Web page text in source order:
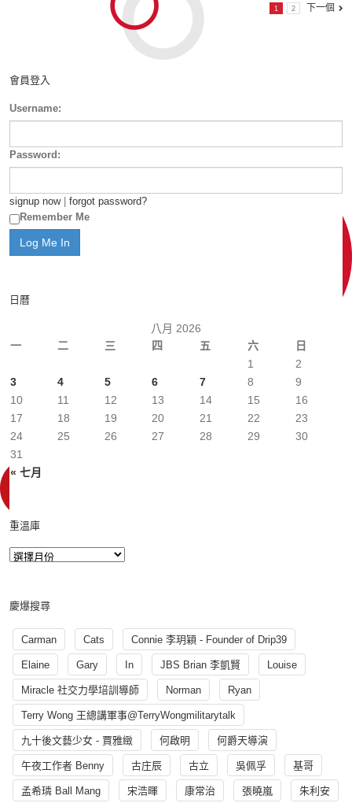
1 2 下一個
會員登入
Username:
Password:
signup now| forgot password?
Remember Me
日曆
八月 2026
一
二 三 四 五 六 日
« 七月
1
2
3
4 5 6 7 8
9
10
11 12 13 14 15
16
17
18 19 20 21 22
23
24
25 26 27 28 29
30
31
重溫庫
慶爆搜尋
Carman Cats Connie 李玥穎 - Founder of Drip39
Elaine Gary In JBS Brian 李凱賢 Louise
Miracle 社交力學培訓導師 Norman Ryan
Terry Wong 王總講軍事@TerryWongmilitarytalk
九十後文藝少女 - 賈雅緻 何啟明 何爵天導演
午夜工作者 Benny 古庄辰 古立 吳佩孚 基哥
孟希璘 Ball Mang 宋浩暉 康常治 張曉嵐 朱利安